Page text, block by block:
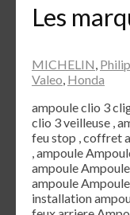
Les
MICHELIN,
Valeo, Honda
ampoule clio 3
clio 3 veilleuse ,
feu stop , coffret
, ampoule
ampoule
ampoule
installation